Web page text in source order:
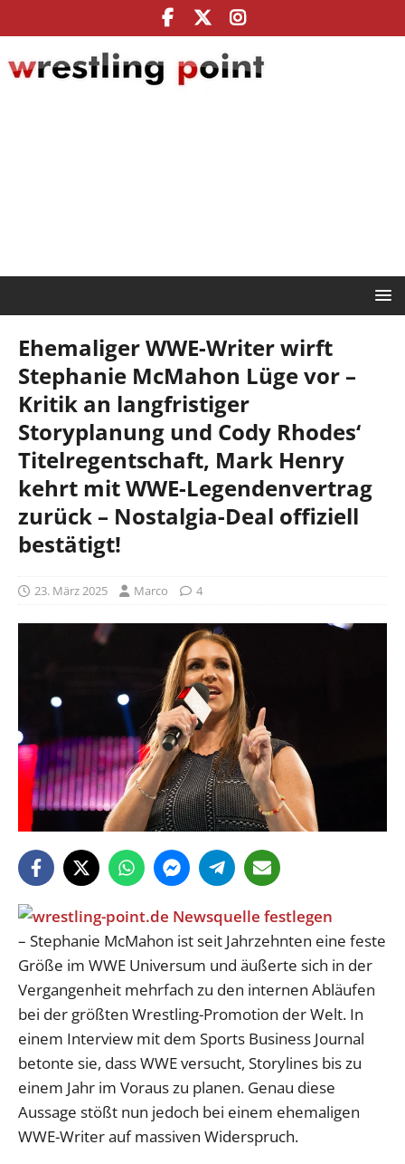
Ehemaliger WWE-Writer wirft
Stephanie McMahon Lüge vor –
Kritik an langfristiger
Storyplanung und Cody Rhodes‘
Titelregentschaft, Mark Henry
kehrt mit WWE-Legendenvertrag
zurück – Nostalgia-Deal offiziell
bestätigt!
23. März 2025 Marco 4
– Stephanie McMahon ist seit Jahrzehnten eine feste
Größe im WWE Universum und äußerte sich in der
Vergangenheit mehrfach zu den internen Abläufen
bei der größten Wrestling-Promotion der Welt. In
einem Interview mit dem Sports Business Journal
betonte sie, dass WWE versucht, Storylines bis zu
einem Jahr im Voraus zu planen. Genau diese
Aussage stößt nun jedoch bei einem ehemaligen
WWE-Writer auf massiven Widerspruch.